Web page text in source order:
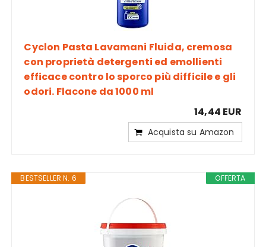
Cyclon Pasta Lavamani Fluida, cremosa
con proprietà detergenti ed emollienti
efficace contro lo sporco più difficile e gli
odori. Flacone da 1000 ml
14,44 EUR
Acquista su Amazon
OFFERTA
BESTSELLER N. 6